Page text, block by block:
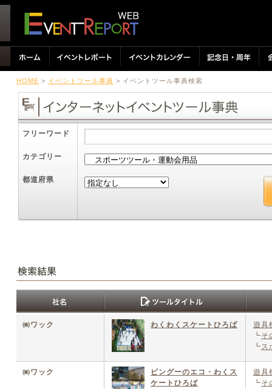
HOME > イベントツール事典 > イベントツール事典検索
フリーワード
カテゴリー
都道府県
㈱ワック わくわくスケートひろば
遊具
┗そ
┗ス
㈱ワック
ピングーのエコ・わくス
ケートひろば
遊具
┗そ